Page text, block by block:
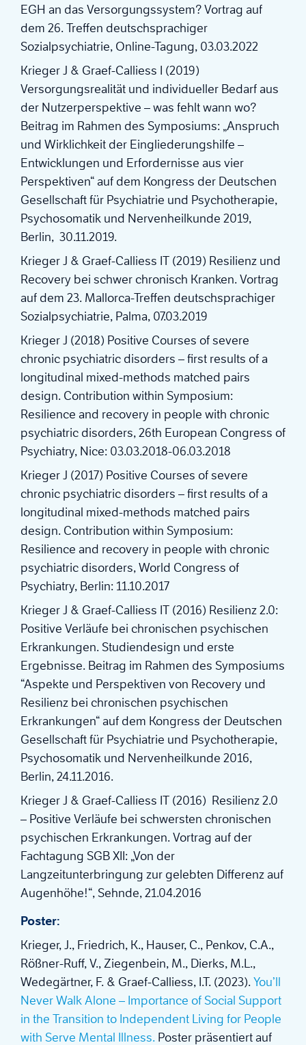
EGH an das Versorgungssystem? Vortrag auf
dem 26. Treffen deutschsprachiger
Sozialpsychiatrie, Online-Tagung, 03.03.2022
Krieger J & Graef-Calliess I (2019)
Versorgungsrealität und individueller Bedarf aus
der Nutzerperspektive – was fehlt wann wo?
Beitrag im Rahmen des Symposiums: „Anspruch
und Wirklichkeit der Eingliederungshilfe –
Entwicklungen und Erfordernisse aus vier
Perspektiven“ auf dem Kongress der Deutschen
Gesellschaft für Psychiatrie und Psychotherapie,
Psychosomatik und Nervenheilkunde 2019,
Berlin, 30.11.2019.
Krieger J & Graef-Calliess IT (2019) Resilienz und
Recovery bei schwer chronisch Kranken. Vortrag
auf dem 23. Mallorca-Treffen deutschsprachiger
Sozialpsychiatrie, Palma, 07.03.2019
Krieger J (2018) Positive Courses of severe
chronic psychiatric disorders – first results of a
longitudinal mixed-methods matched pairs
design. Contribution within Symposium:
Resilience and recovery in people with chronic
psychiatric disorders, 26th European Congress of
Psychiatry, Nice: 03.03.2018-06.03.2018
Krieger J (2017) Positive Courses of severe
chronic psychiatric disorders – first results of a
longitudinal mixed-methods matched pairs
design. Contribution within Symposium:
Resilience and recovery in people with chronic
psychiatric disorders, World Congress of
Psychiatry, Berlin: 11.10.2017
Krieger J & Graef-Calliess IT (2016) Resilienz 2.0:
Positive Verläufe bei chronischen psychischen
Erkrankungen. Studiendesign und erste
Ergebnisse. Beitrag im Rahmen des Symposiums
“Aspekte und Perspektiven von Recovery und
Resilienz bei chronischen psychischen
Erkrankungen“ auf dem Kongress der Deutschen
Gesellschaft für Psychiatrie und Psychotherapie,
Psychosomatik und Nervenheilkunde 2016,
Berlin, 24.11.2016.
Krieger J & Graef-Calliess IT (2016) Resilienz 2.0
– Positive Verläufe bei schwersten chronischen
psychischen Erkrankungen. Vortrag auf der
Fachtagung SGB XII: „Von der
Langzeitunterbringung zur gelebten Differenz auf
Augenhöhe!“, Sehnde, 21.04.2016
Poster:
Krieger, J., Friedrich, K., Hauser, C., Penkov, C.A.,
Rößner-Ruff, V., Ziegenbein, M., Dierks, M.L.,
Wedegärtner, F. & Graef-Calliess, I.T. (2023). You’ll
Never Walk Alone – Importance of Social Support
in the Transition to Independent Living for People
with Serve Mental Illness. Poster präsentiert auf